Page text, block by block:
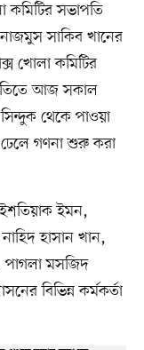
কমিটির সভাপতি
সাকিব খানের
খোলা কমিটির
আজ সকাল
থেকে পাওয়া
গণনা শুরু করা
ইমন,
হাসান খান,
পাগলা মসজিদ
বিভিন্ন কর্মকর্তা